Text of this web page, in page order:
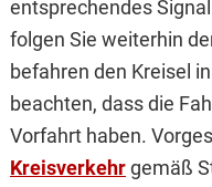
entsprechendes
folgen Sie weiterhin
befahren den Kreisel
beachten, dass die
Vorfahrt haben.
Kreisverkehrgemäß